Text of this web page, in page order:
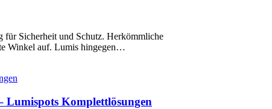
für Sicherheit und Schutz. Herkömmliche
Winkel auf. Lumis hingegen…
Lumispots Komplettlösungen